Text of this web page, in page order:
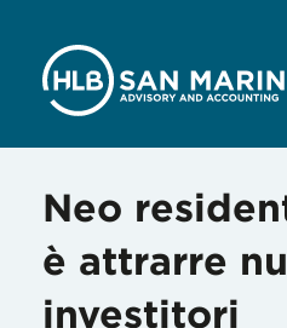
Neo
è attrarre
investitori